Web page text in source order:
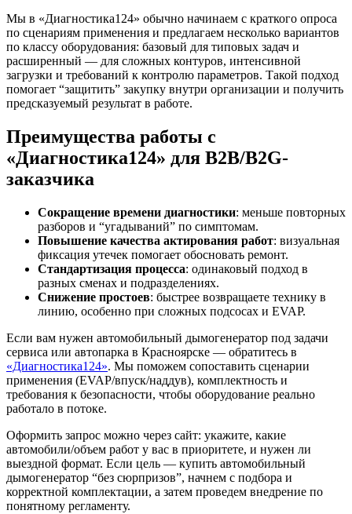
Мы в «Диагностика124» обычно начинаем с краткого опроса
по сценариям применения и предлагаем несколько вариантов
по классу оборудования: базовый для типовых задач и
расширенный — для сложных контуров, интенсивной
загрузки и требований к контролю параметров. Такой подход
помогает “защитить” закупку внутри организации и получить
предсказуемый результат в работе.
Преимущества работы с
«Диагностика124» для B2B/В2G-
заказчика
Сокращение времени диагностики: меньше повторных
разборов и “угадываний” по симптомам.
Повышение качества актирования работ: визуальная
фиксация утечек помогает обосновать ремонт.
Стандартизация процесса: одинаковый подход в
разных сменах и подразделениях.
Снижение простоев: быстрее возвращаете технику в
линию, особенно при сложных подсосах и EVAP.
Если вам нужен автомобильный дымогенератор под задачи
сервиса или автопарка в Красноярске — обратитесь в
«Диагностика124». Мы поможем сопоставить сценарии
применения (EVAP/впуск/наддув), комплектность и
требования к безопасности, чтобы оборудование реально
работало в потоке.
Оформить запрос можно через сайт: укажите, какие
автомобили/объем работ у вас в приоритете, и нужен ли
выездной формат. Если цель — купить автомобильный
дымогенератор “без сюрпризов”, начнем с подбора и
корректной комплектации, а затем проведем внедрение по
понятному регламенту.